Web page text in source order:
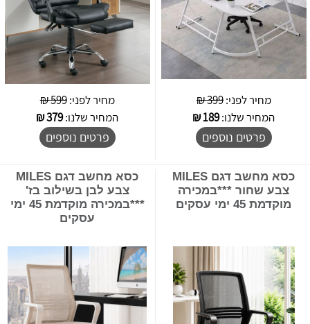
מחיר לפני:399 ₪
המחיר שלנו:189
₪
פרטים נוספים
מחיר לפני:599 ₪
המחיר שלנו:379
₪
פרטים נוספים
כסא מחשב דגם MILES
צבע שחור ***במכירה
מוקדמת 45 ימי עסקים
כסא מחשב דגם MILES
צבע לבן בשילוב בז'
***במכירה מוקדמת 45 ימי
עסקים